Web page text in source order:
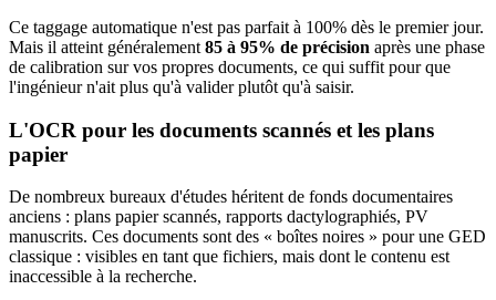
Ce taggage automatique n'est pas parfait à 100% dès le premier jour.
Mais il atteint généralement 85 à 95% de précision après une phase
de calibration sur vos propres documents, ce qui suffit pour que
l'ingénieur n'ait plus qu'à valider plutôt qu'à saisir.
L'OCR pour les documents scannés et les plans
papier
De nombreux bureaux d'études héritent de fonds documentaires
anciens : plans papier scannés, rapports dactylographiés, PV
manuscrits. Ces documents sont des « boîtes noires » pour une GED
classique : visibles en tant que fichiers, mais dont le contenu est
inaccessible à la recherche.